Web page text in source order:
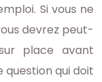
Si vous ne
devrez peut-
place avant
question qui doit